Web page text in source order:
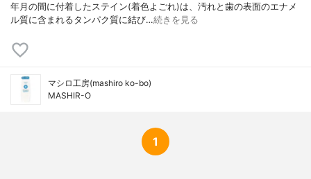
年月の間に付着したステイン(着色よごれ)は、汚れと歯の表面のエナメ
ル質に含まれるタンパク質に結び…続きを見る
マシロ工房(mashiro ko-bo)
MASHIR-O
1